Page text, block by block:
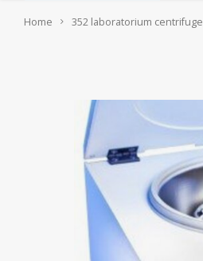
Home 352 laboratorium centrifuge